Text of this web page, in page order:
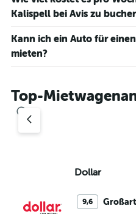
Range:
0
60.
Kalispell bei Avis zu
Kann ich ein Auto für
mieten?
Top-
Dollar
9,6